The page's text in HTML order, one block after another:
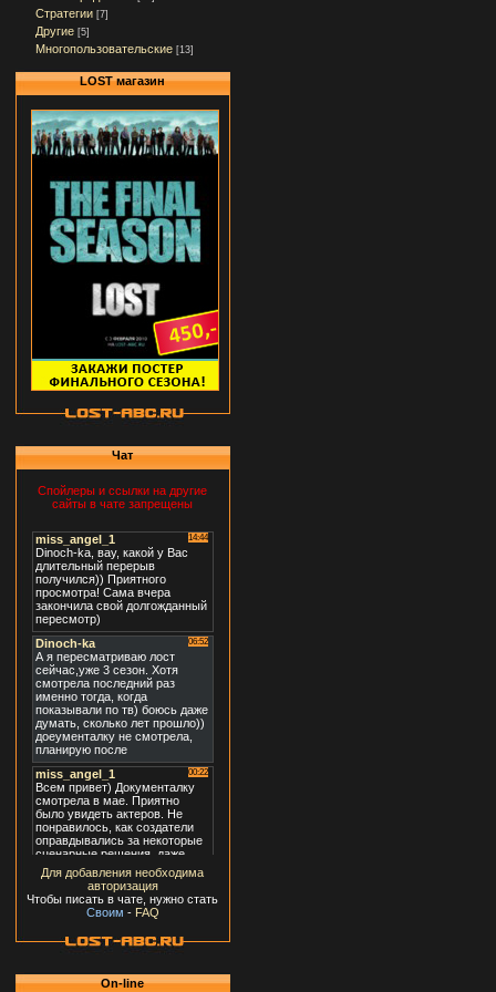
Стратегии [7]
Другие [5]
Многопользовательские [13]
LOST магазин
Чат
Спойлеры и ссылки на другие
сайты в чате запрещены
Для добавления необходима
авторизация
Чтобы писать в чате, нужно стать
Своим - FAQ
On-line